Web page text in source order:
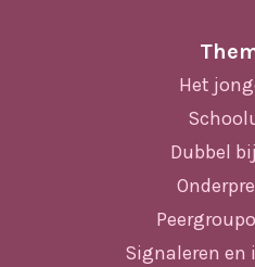
Het
Dubbel
Signaleren en